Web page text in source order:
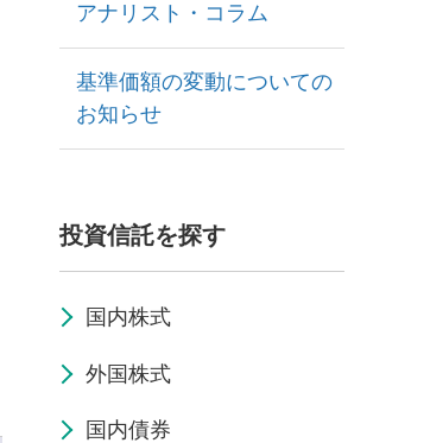
アナリスト・コラム
基準価額の変動についての
お知らせ
投資信託を探す
国内株式
外国株式
国内債券